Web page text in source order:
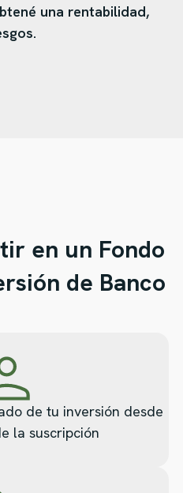
una rentabilidad,
en un Fondo
de Banco
de tu inversión desde
la suscripción